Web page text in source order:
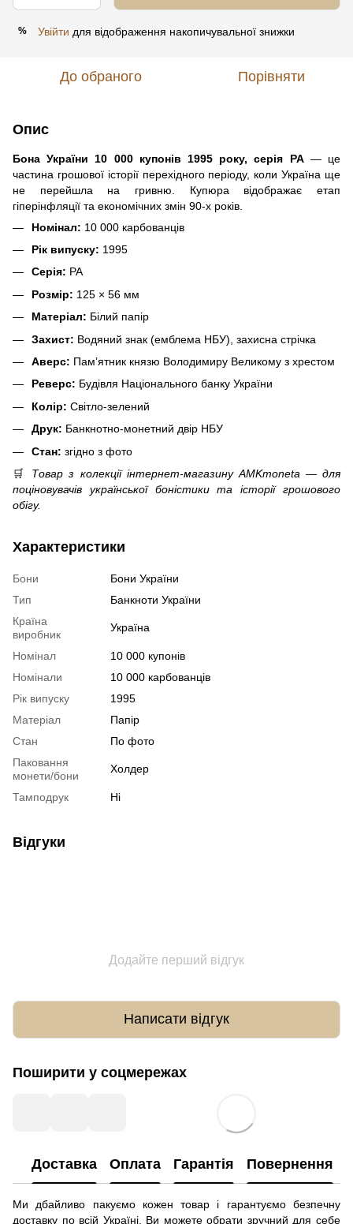
% Увійти для відображення накопичувальної знижки
До обраного Порівняти
Опис
Бона України 10 000 купонів 1995 року, серія РА— це
частина грошової історії перехідного періоду, коли Україна ще
не перейшла на гривню. Купюра відображає етап
гіперінфляції та економічних змін 90-х років.
Номінал: 10 000 карбованців
Рік випуску: 1995
Серія: РА
Розмір: 125 × 56 мм
Матеріал: Білий папір
Захист: Водяний знак (емблема НБУ), захисна стрічка
Аверс: Пам’ятник князю Володимиру Великому з хрестом
Реверс: Будівля Національного банку України
Колір: Світло-зелений
Друк: Банкнотно-монетний двір НБУ
Стан: згідно з фото
🛒 Товар з колекції інтернет-магазину AMKmoneta — для
поціновувачів української боністики та історії грошового
обігу.
Характеристики
Бони
Бони України
Тип
Банкноти України
Країна
виробник
Україна
Номінал
10 000 купонів
Номінали
10 000 карбованців
Рік випуску
1995
Матеріал
Папір
Стан
По фото
Паковання
монети/бони
Холдер
Тамподрук Ні
Відгуки
Додайте перший відгук
Написати відгук
Поширити у соцмережах
Доставка Оплата Гарантія Повернення
Ми дбайливо пакуємо кожен товар і гарантуємо безпечну
доставку по всій Україні. Ви можете обрати зручний для себе